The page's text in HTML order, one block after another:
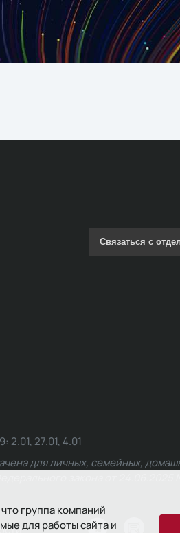
группа компаний
для работы сайта и
Связаться с
27.01, 4.01
для личных, семейных,